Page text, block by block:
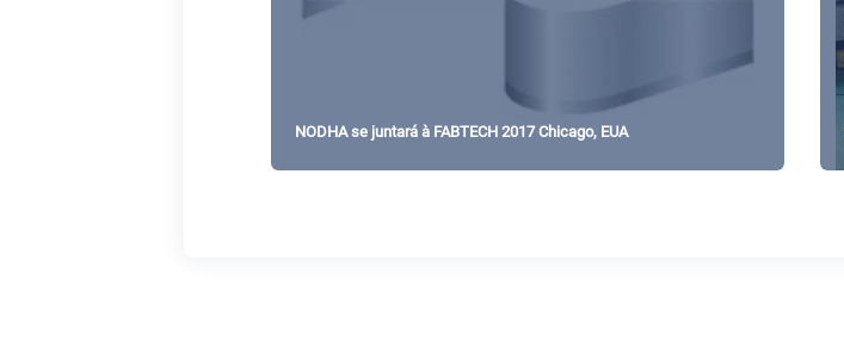
NODHA se juntará à FABTECH 2017 Chicago, EUA